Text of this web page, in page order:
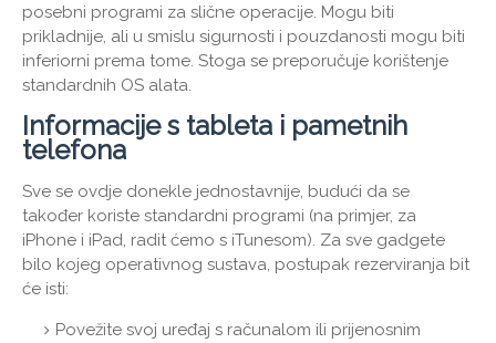
posebni programi za slične operacije. Mogu biti
prikladnije, ali u smislu sigurnosti i pouzdanosti mogu biti
inferiorni prema tome. Stoga se preporučuje korištenje
standardnih OS alata.
Informacije s tableta i pametnih
telefona
Sve se ovdje donekle jednostavnije, budući da se
također koriste standardni programi (na primjer, za
iPhone i iPad, radit ćemo s iTunesom). Za sve gadgete
bilo kojeg operativnog sustava, postupak rezerviranja bit
će isti:
Povežite svoj uređaj s računalom ili prijenosnim